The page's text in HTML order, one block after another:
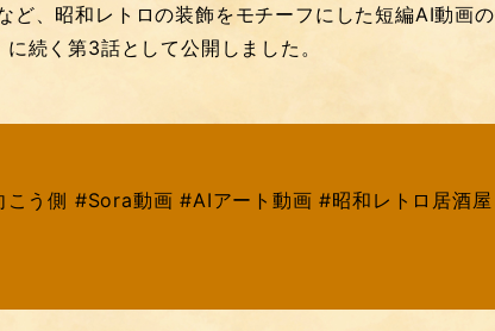
ど、昭和レトロの装飾をモチーフにした短編AI動画
続く第3話として公開しました。
う側 #Sora動画 #AIアート動画 #昭和レトロ居酒